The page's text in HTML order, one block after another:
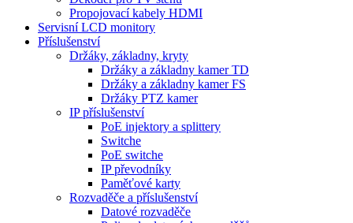
Propojovací kabely HDMI
Servisní LCD monitory
Příslušenství
Držáky, základny, kryty
Držáky a základny kamer TD
Držáky a základny kamer FS
Držáky PTZ kamer
IP příslušenství
PoE injektory a splittery
Switche
PoE switche
IP převodníky
Paměťové karty
Rozvaděče a příslušenství
Datové rozvaděče